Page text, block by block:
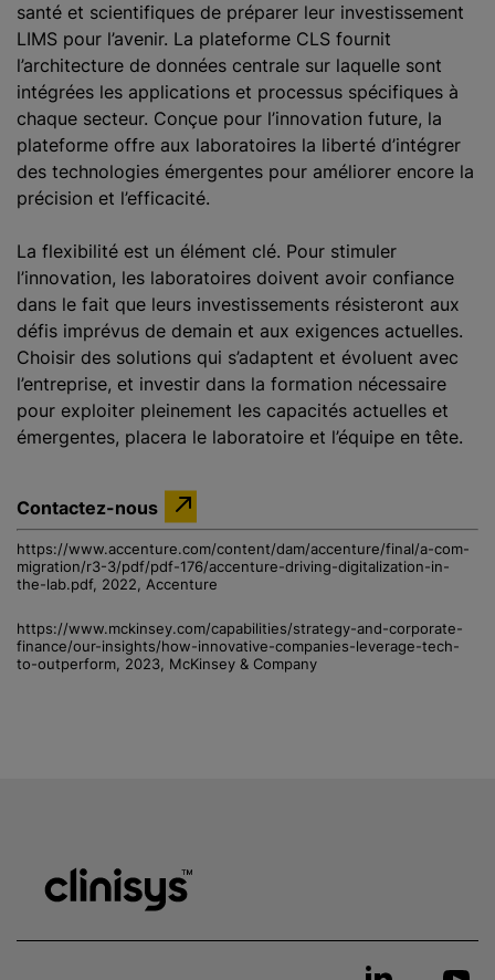
santé et scientifiques de préparer leur investissement
LIMS pour l’avenir. La plateforme CLS fournit
l’architecture de données centrale sur laquelle sont
intégrées les applications et processus spécifiques à
chaque secteur. Conçue pour l’innovation future, la
plateforme offre aux laboratoires la liberté d’intégrer
des technologies émergentes pour améliorer encore la
précision et l’efficacité.
La flexibilité est un élément clé. Pour stimuler
l’innovation, les laboratoires doivent avoir confiance
dans le fait que leurs investissements résisteront aux
défis imprévus de demain et aux exigences actuelles.
Choisir des solutions qui s’adaptent et évoluent avec
l’entreprise, et investir dans la formation nécessaire
pour exploiter pleinement les capacités actuelles et
émergentes, placera le laboratoire et l’équipe en tête.
Contactez-nous
https://www.accenture.com/content/dam/accenture/final/a-com-
migration/r3-3/pdf/pdf-176/accenture-driving-digitalization-in-
the-lab.pdf, 2022, Accenture
https://www.mckinsey.com/capabilities/strategy-and-corporate-
finance/our-insights/how-innovative-companies-leverage-tech-
to-outperform, 2023, McKinsey & Company